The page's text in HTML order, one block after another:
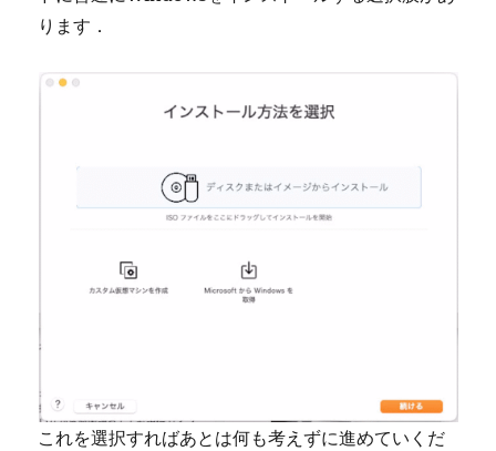
ります．
これを選択すればあとは何も考えずに進めていくだ